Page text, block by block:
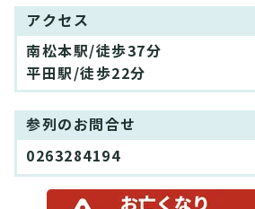
アクセス
南松本駅/徒歩37分
平田駅/徒歩22分
参列のお問合せ
0263284194